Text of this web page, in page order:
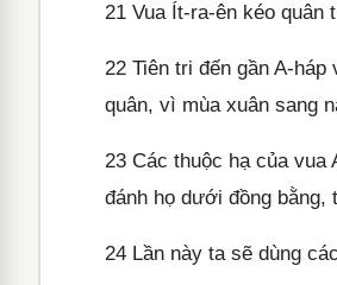
21 Vua Ít-ra-ên kéo quân
22 Tiên tri đến gần A-
quân, vì mùa xuân sang
23 Các thuộc hạ của vua
đánh họ dưới đồng bằng,
24 Lần này ta sẽ dùng